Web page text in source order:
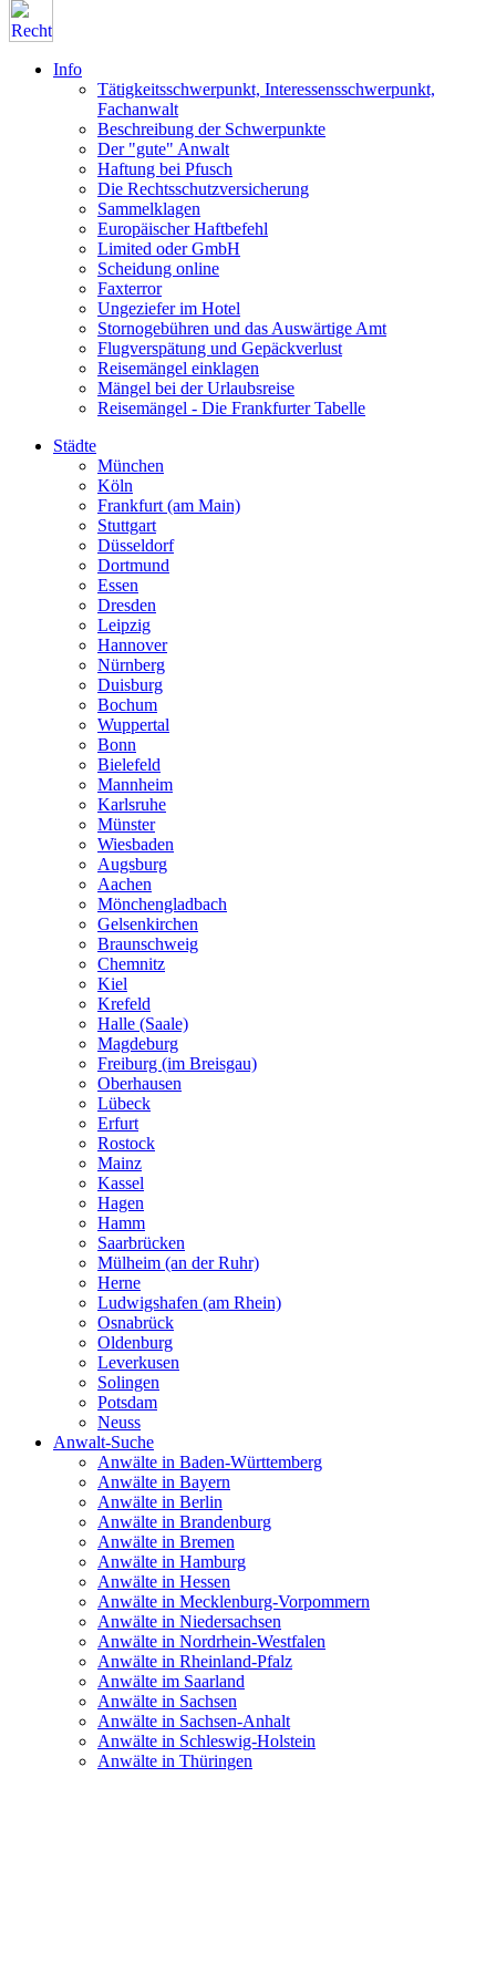
Info
Tätigkeitsschwerpunkt, Interessensschwerpunkt,
Fachanwalt
Beschreibung der Schwerpunkte
Der "gute" Anwalt
Haftung bei Pfusch
Die Rechtsschutzversicherung
Sammelklagen
Europäischer Haftbefehl
Limited oder GmbH
Scheidung online
Faxterror
Ungeziefer im Hotel
Stornogebühren und das Auswärtige Amt
Flugverspätung und Gepäckverlust
Reisemängel einklagen
Mängel bei der Urlaubsreise
Reisemängel - Die Frankfurter Tabelle
Städte
München
Köln
Frankfurt (am Main)
Stuttgart
Düsseldorf
Dortmund
Essen
Dresden
Leipzig
Hannover
Nürnberg
Duisburg
Bochum
Wuppertal
Bonn
Bielefeld
Mannheim
Karlsruhe
Münster
Wiesbaden
Augsburg
Aachen
Mönchengladbach
Gelsenkirchen
Braunschweig
Chemnitz
Kiel
Krefeld
Halle (Saale)
Magdeburg
Freiburg (im Breisgau)
Oberhausen
Lübeck
Erfurt
Rostock
Mainz
Kassel
Hagen
Hamm
Saarbrücken
Mülheim (an der Ruhr)
Herne
Ludwigshafen (am Rhein)
Osnabrück
Oldenburg
Leverkusen
Solingen
Potsdam
Neuss
Anwalt-Suche
Anwälte in Baden-Württemberg
Anwälte in Bayern
Anwälte in Berlin
Anwälte in Brandenburg
Anwälte in Bremen
Anwälte in Hamburg
Anwälte in Hessen
Anwälte in Mecklenburg-Vorpommern
Anwälte in Niedersachsen
Anwälte in Nordrhein-Westfalen
Anwälte in Rheinland-Pfalz
Anwälte im Saarland
Anwälte in Sachsen
Anwälte in Sachsen-Anhalt
Anwälte in Schleswig-Holstein
Anwälte in Thüringen